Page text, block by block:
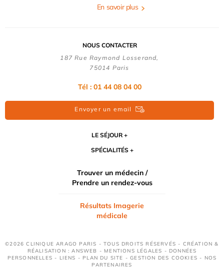
En savoir plus
NOUS CONTACTER
187 Rue Raymond Losserand,
75014 Paris
Tél : 01 44 08 04 00
Envoyer un email
LE SÉJOUR
SPÉCIALITÉS
Trouver un médecin /
Prendre un rendez-vous
Résultats Imagerie
médicale
©2026 CLINIQUE ARAGO PARIS - TOUS DROITS RÉSERVÉS - CRÉATION &
RÉALISATION : ANSWEB - MENTIONS LÉGALES - DONNÉES
PERSONNELLES - LIENS - PLAN DU SITE -GESTION DES COOKIES - NOS
PARTENAIRES